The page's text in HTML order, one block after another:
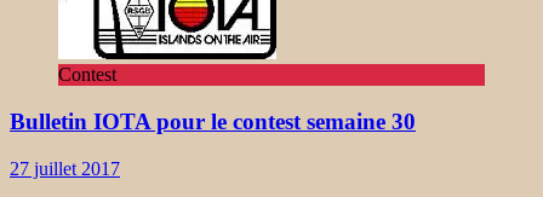
Contest
Bulletin IOTA pour le contest semaine 30
27 juillet 2017